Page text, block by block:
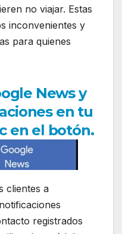
no viajar. Estas
inconvenientes y
para quienes
News y
en tu
en el botón.
clientes a
registrados